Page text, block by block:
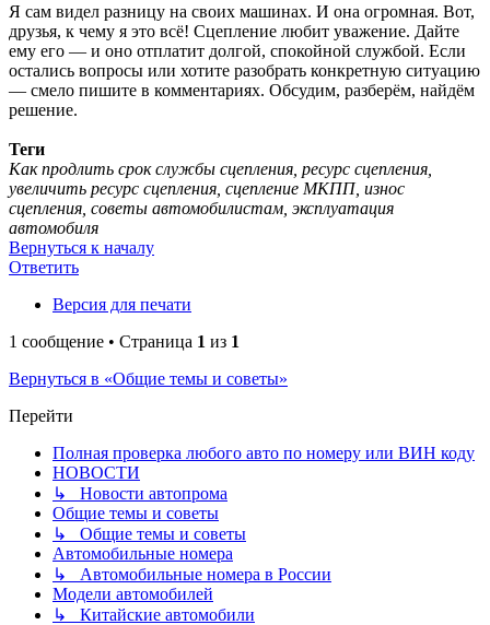
Я сам видел разницу на своих машинах. И она огромная. Вот,
друзья, к чему я это всё! Сцепление любит уважение. Дайте
ему его — и оно отплатит долгой, спокойной службой. Если
остались вопросы или хотите разобрать конкретную ситуацию
— смело пишите в комментариях. Обсудим, разберём, найдём
решение.
Теги
Как продлить срок службы сцепления, ресурс сцепления,
увеличить ресурс сцепления, сцепление МКПП, износ
сцепления, советы автомобилистам, эксплуатация
автомобиля
Вернуться к началу
Ответить
Версия для печати
1 сообщение • Страница 1 из 1
Вернуться в «Общие темы и советы»
Перейти
Полная проверка любого авто по номеру или ВИН коду
НОВОСТИ
↳ Новости автопрома
Общие темы и советы
↳ Общие темы и советы
Автомобильные номера
↳ Автомобильные номера в России
Модели автомобилей
↳ Китайские автомобили